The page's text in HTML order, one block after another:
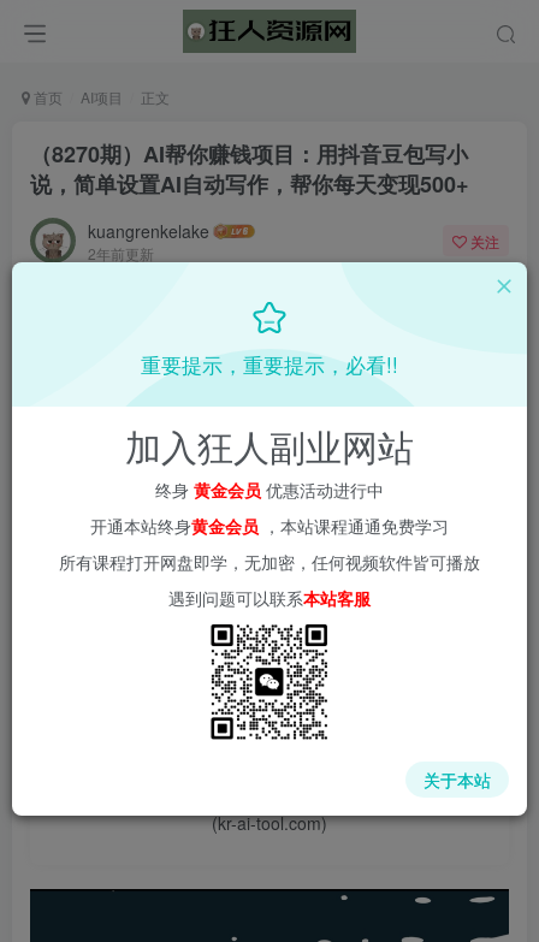
首页 AI项目 正文
（8270期）AI帮你赚钱项目：用抖音豆包写小
说，简单设置AI自动写作，帮你每天变现500+
kuangrenkelake
2年前更新
关注
📌 1000➕互联网副业项目教程，更多网赚项目，点击以下
链接进入本站首页：
中赚网 - 分享各大收费VIP网赚项目和创业教程 - 狂人资源
(kr-ai-tool.com)
重要提示，重要提示，必看!!
加入狂人副业网站
终身 黄金会员 优惠活动进行中
开通本站终身黄金会员 ，本站课程通通免费学习
所有课程打开网盘即学，无加密，任何视频软件皆可播放
遇到问题可以联系本站客服
关于本站